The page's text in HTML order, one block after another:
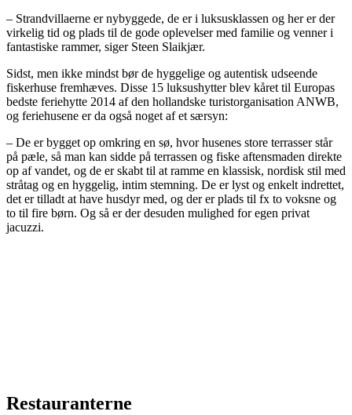
– Strandvillaerne er nybyggede, de er i luksusklassen og her er der
virkelig tid og plads til de gode oplevelser med familie og venner i
fantastiske rammer, siger Steen Slaikjær.
Sidst, men ikke mindst bør de hyggelige og autentisk udseende
fiskerhuse fremhæves. Disse 15 luksushytter blev kåret til Europas
bedste feriehytte 2014 af den hollandske turistorganisation ANWB,
og feriehusene er da også noget af et særsyn:
– De er bygget op omkring en sø, hvor husenes store terrasser står
på pæle, så man kan sidde på terrassen og fiske aftensmaden direkte
op af vandet, og de er skabt til at ramme en klassisk, nordisk stil med
stråtag og en hyggelig, intim stemning. De er lyst og enkelt indrettet,
det er tilladt at have husdyr med, og der er plads til fx to voksne og
to til fire børn. Og så er der desuden mulighed for egen privat
jacuzzi.
Restauranterne